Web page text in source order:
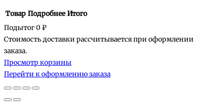
Товары
в
корзине
Товар Подробнее Итого
Подытог0 ₽
Стоимость доставки рассчитывается при оформлении
заказа.
Просмотр корзины
Перейти к оформлению заказа